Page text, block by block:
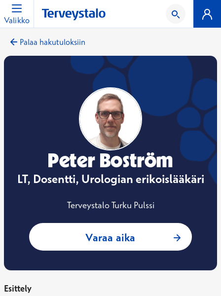
Valikko
Palaa hakutuloksiin
Peter Boström
LT, Dosentti, Urologian erikoislääkäri
Terveystalo Turku Pulssi
Varaa aika : Peter Boström,
Esittely